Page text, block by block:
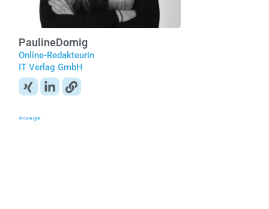
PaulineDornig
Online-Redakteurin
IT Verlag GmbH
Anzeige